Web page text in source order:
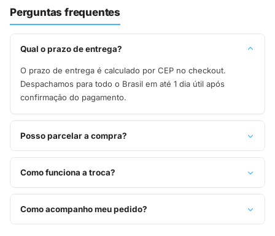
Perguntas frequentes
Qual o prazo de entrega?
O prazo de entrega é calculado por CEP no checkout.
Despachamos para todo o Brasil em até 1 dia útil após
confirmação do pagamento.
Posso parcelar a compra?
Sim, parcelamos em até 10x sem juros no cartão de crédito,
ou pague à vista no Pix com 8% de desconto.
Como funciona a troca?
Você tem 7 dias após o recebimento para solicitar troca.
Basta entrar em contato pelo WhatsApp ou e-mail.
Como acompanho meu pedido?